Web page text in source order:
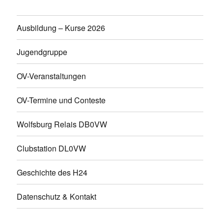
Ausbildung – Kurse 2026
Jugendgruppe
OV-Veranstaltungen
OV-Termine und Conteste
Wolfsburg Relais DB0VW
Clubstation DL0VW
Geschichte des H24
Datenschutz & Kontakt